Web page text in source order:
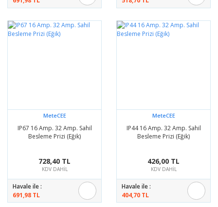
MeteCEE
IP67 16 Amp. 32 Amp. Sahil
Besleme Prizi (Eğik)
728,40 TL
KDV DAHİL
Havale ile :
691,98 TL
MeteCEE
IP44 16 Amp. 32 Amp. Sahil
Besleme Prizi (Eğik)
426,00 TL
KDV DAHİL
Havale ile :
404,70 TL